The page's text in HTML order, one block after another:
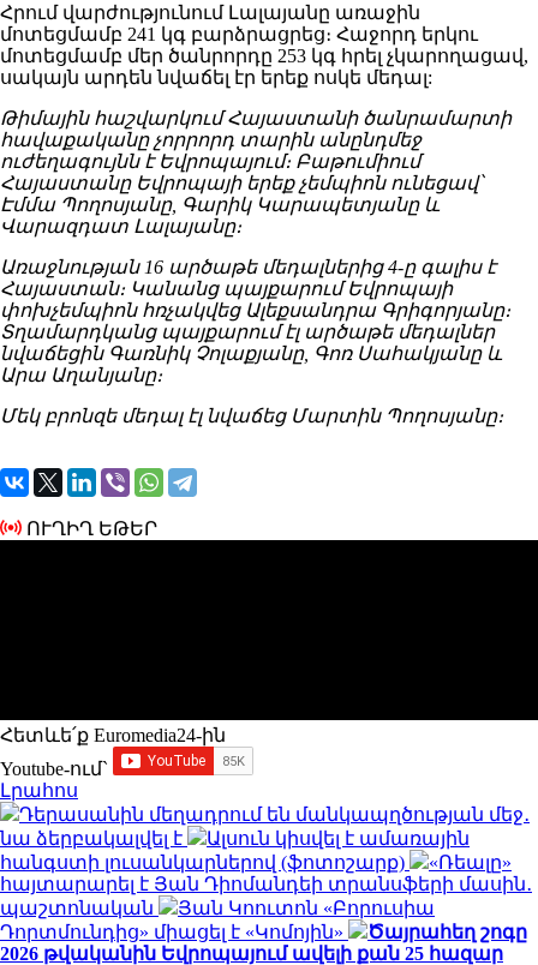
Հրում վարժությունում Լալայանը առաջին
մոտեցմամբ 241 կգ բարձրացրեց։ Հաջորդ երկու
մոտեցմամբ մեր ծանրորդը 253 կգ հրել չկարողացավ,
սակայն արդեն նվաճել էր երեք ոսկե մեդալ:
Թիմային հաշվարկում Հայաստանի ծանրամարտի
հավաքականը չորրորդ տարին անընդմեջ
ուժեղագույնն է Եվրոպայում։ Բաթումիում
Հայաստանը Եվրոպայի երեք չեմպիոն ունեցավ՝
Էմմա Պողոսյանը, Գարիկ Կարապետյանը և
Վարազդատ Լալայանը։
Առաջնության 16 արծաթե մեդալներից 4-ը գալիս է
Հայաստան։ Կանանց պայքարում Եվրոպայի
փոխչեմպիոն հռչակվեց Ալեքսանդրա Գրիգորյանը։
Տղամարդկանց պայքարում էլ արծաթե մեդալներ
նվաճեցին Գառնիկ Չոլաքյանը, Գոռ Սահակյանը և
Արա Աղանյանը։
Մեկ բրոնզե մեդալ էլ նվաճեց Մարտին Պողոսյանը։
ՈՒՂԻՂ ԵԹԵՐ
Հետևե՛ք Euromedia24-ին
Youtube-ում`
Լրահոս
Դերասանին մեղադրում են մանկապղծության մեջ․
նա ձերբակալվել է
Ալսուն կիսվել է ամառային
հանգստի լուսանկարներով (ֆոտոշարք)
«Ռեալը»
հայտարարել է Յան Դիոմանդեի տրանսֆերի մասին․
պաշտոնական
Յան Կոուտոն «Բորուսիա
Դորտմունդից» միացել է «Կոմոյին»
Ծայրահեղ շոգը
2026 թվականին Եվրոպայում ավելի քան 25 հազար